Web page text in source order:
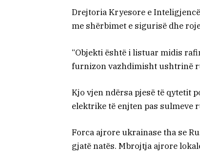
Drejtoria Kryesore e
me shërbimet e sigurisë dhe
“Objekti është i listuar midis
furnizon vazhdimisht ushtrinë
Kjo vjen ndërsa pjesë të qytetit
elektrike të enjten pas sulmeve
Forca ajrore ukrainase tha se
gjatë natës. Mbrojtja ajrore